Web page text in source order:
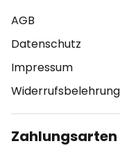
AGB
Datenschutz
Impressum
Widerrufsbelehrung
Zahlungsarten